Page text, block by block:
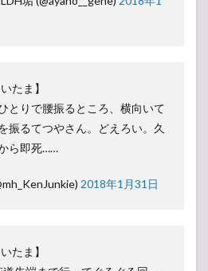
たま】
とりで腰振るところ、横向いて
振るてつやさん。どえろい。久
ら即死……
2018年1月31日
たま】